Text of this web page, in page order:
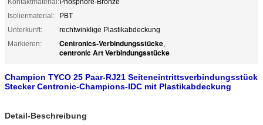
Kontaktmaterial:Phosphore-Bronze
Isoliermaterial:
PBT
Unterkunft:
rechtwinklige Plastikabdeckung
Markieren:
Centronics-Verbindungsstücke,
centronic Art Verbindungsstücke
Champion TYCO 25 Paar-RJ21 Seiteneintrittsverbindungsstück
Stecker Centronic-Champions-IDC mit Plastikabdeckung
Detail-Beschreibung